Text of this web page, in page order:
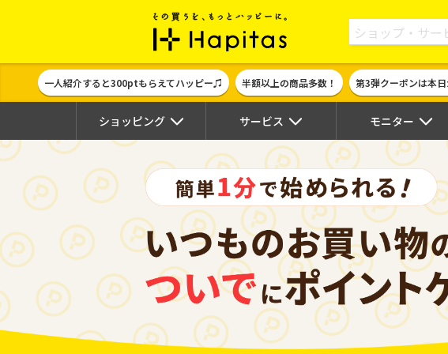
ポイント貯めて現金やギフト券に交
一人紹介すると300ptもらえてハッピー♫ 半額以上の商品多数！ 第3弾クーポンは本
ショッピング サービス モニター